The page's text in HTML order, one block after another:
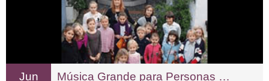
Jun Música Grande para Personas Pequeñas